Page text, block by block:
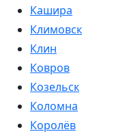
Кашира
Климовск
Клин
Ковров
Козельск
Коломна
Королёв